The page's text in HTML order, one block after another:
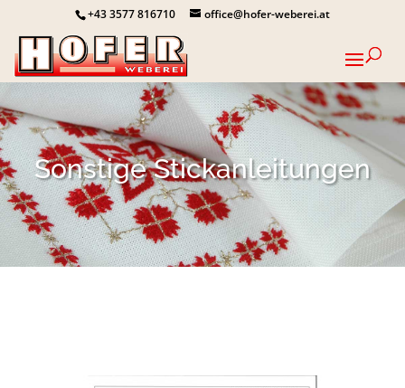
+43 3577 816710 office@hofer-weberei.at
Sonstige Stickanleitungen